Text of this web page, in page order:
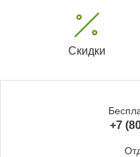
Скидки
+7